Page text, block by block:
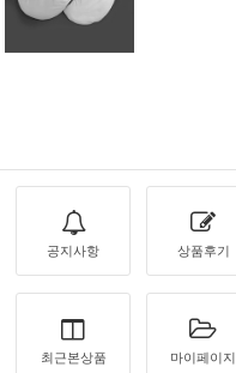
공지사항 상품후기
최근본상품 마이페이지